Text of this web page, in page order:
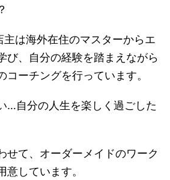
は海外在住のマスターからエ
び、自分の経験を踏まえながら
コーチングを行っています。
…自分の人生を楽しく過ごした
せて、オーダーメイドのワーク
しています。